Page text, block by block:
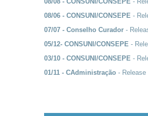
08/06 - CONSUNI/CONSEPE -
07/07 - Conselho Curador -
05/12- CONSUNI/CONSEPE -
03/10 - CONSUNI/CONSEPE -
01/11 - CAdministração - Release